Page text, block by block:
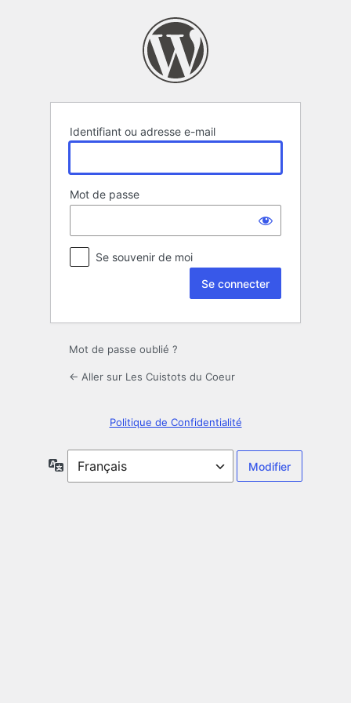
Identifiant ou adresse e-mail
Mot de passe
Se souvenir de moi
Mot de passe oublié ?
← Aller sur Les Cuistots du Coeur
Politique de Confidentialité
Langue